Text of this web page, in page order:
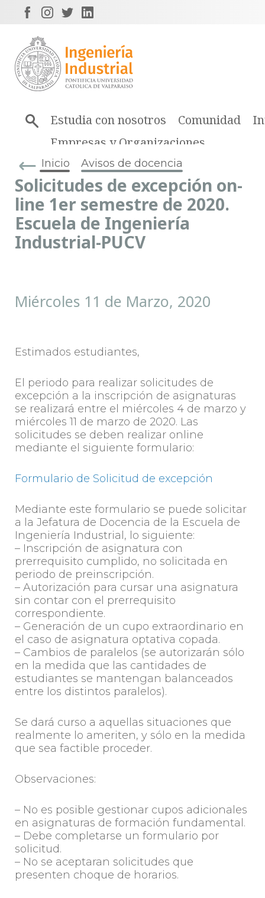
Estudia con nosotros Comunidad
Empresas y Organizaciones
Inicio Avisos de docencia
Solicitudes de excepción on-
line 1er semestre de 2020.
Escuela de Ingeniería
Industrial-PUCV
Miércoles 11 de Marzo, 2020
Estimados estudiantes,
El periodo para realizar solicitudes de
excepción a la inscripción de asignaturas
se realizará entre el miércoles 4 de marzo y
miércoles 11 de marzo de 2020. Las
solicitudes se deben realizar online
mediante el siguiente formulario:
Formulario de Solicitud de excepción
Mediante este formulario se puede solicitar
a la Jefatura de Docencia de la Escuela de
Ingeniería Industrial, lo siguiente:
– Inscripción de asignatura con
prerrequisito cumplido, no solicitada en
periodo de preinscripción.
– Autorización para cursar una asignatura
sin contar con el prerrequisito
correspondiente.
– Generación de un cupo extraordinario en
el caso de asignatura optativa copada.
– Cambios de paralelos (se autorizarán sólo
en la medida que las cantidades de
estudiantes se mantengan balanceados
entre los distintos paralelos).
Se dará curso a aquellas situaciones que
realmente lo ameriten, y sólo en la medida
que sea factible proceder.
Observaciones:
– No es posible gestionar cupos adicionales
en asignaturas de formación fundamental.
– Debe completarse un formulario por
solicitud.
– No se aceptaran solicitudes que
presenten choque de horarios.